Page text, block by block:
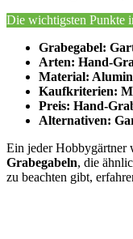
Die wichtigsten Punkte
Grabegabel:
Arten: Hand-
Material:
Kaufkriterien:
Preis: Hand-
Alternativen:
Ein jeder Hobbygärtner
Grabegabeln, die
zu beachten gibt,